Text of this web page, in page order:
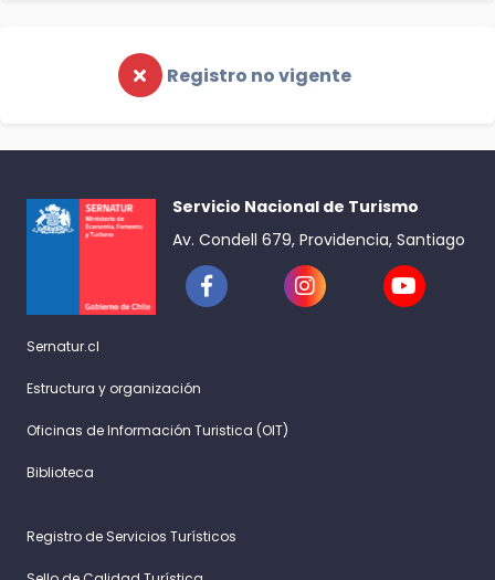
Registro no vigente
Servicio Nacional de Turismo
Av. Condell 679, Providencia, Santiago
Sernatur.cl
Estructura y organización
Oficinas de Información Turistica (OIT)
Biblioteca
Registro de Servicios Turísticos